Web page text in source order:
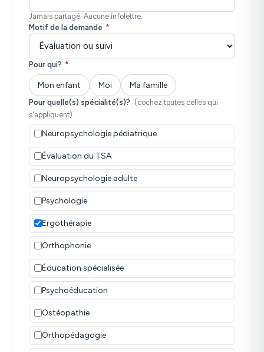
Jamais partagé. Aucune infolettre.
Motif de la demande *
Pour qui? *
Mon enfant Moi Ma famille
Pour quelle(s) spécialité(s)? (cochez toutes celles qui
s'appliquent)
Neuropsychologie pédiatrique
Évaluation du TSA
Neuropsychologie adulte
Psychologie
Ergothérapie
Orthophonie
Éducation spécialisée
Psychoéducation
Ostéopathie
Orthopédagogie